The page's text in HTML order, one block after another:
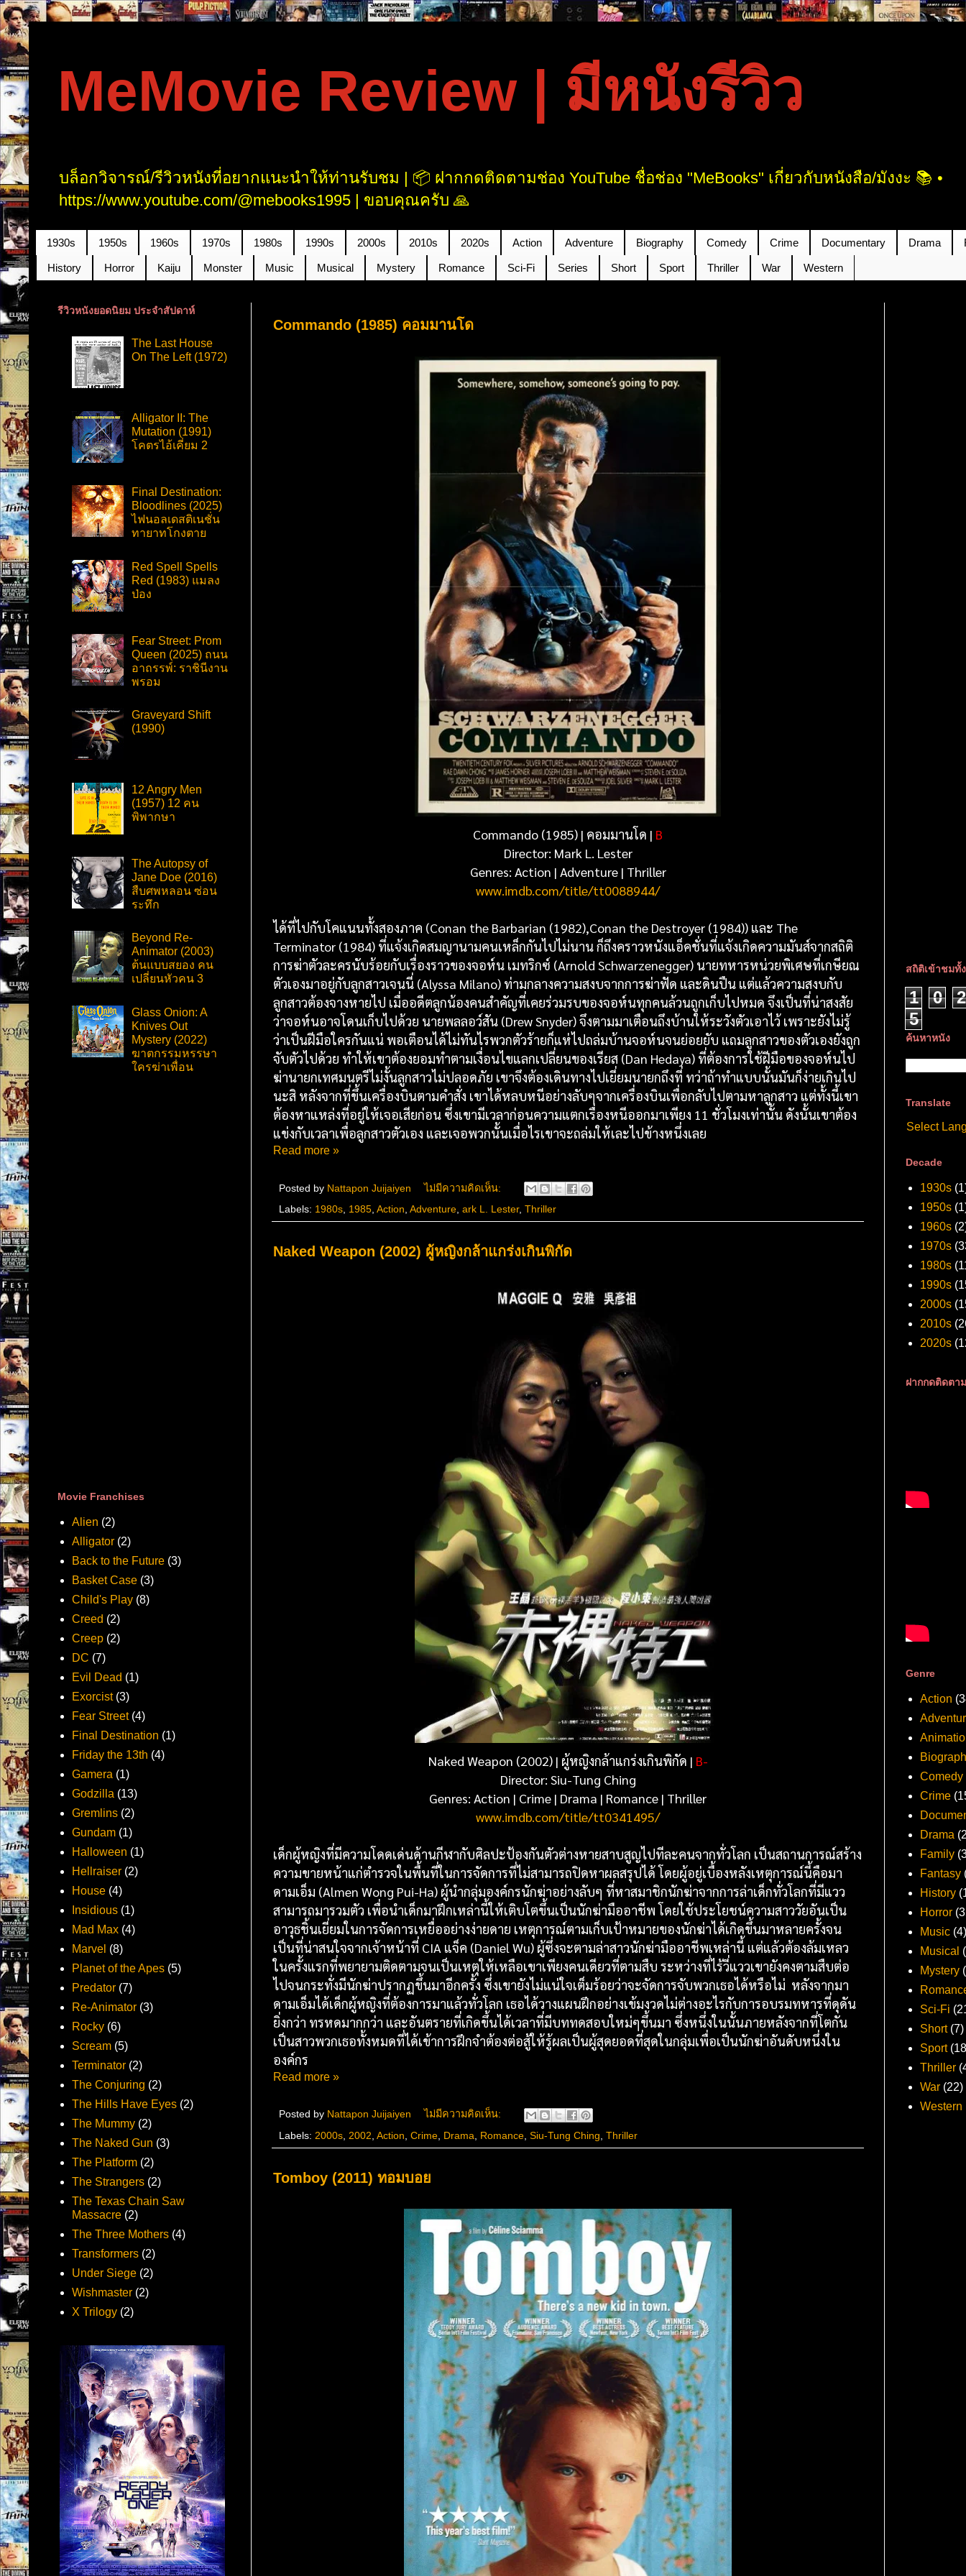
MeMovie Review | มีหนังรีวิว
บล็อกวิจารณ์/รีวิวหนังที่อยากแนะนำให้ท่านรับชม | 📦 ฝากกดติดตามช่อง YouTube ชื่อช่อง "MeBooks" เกี่ยวกับหนังสือ/มังงะ 📚 •
https://www.youtube.com/@mebooks1995 | ขอบคุณครับ 🙏
1930s 1950s 1960s 1970s 1980s 1990s 2000s 2010s 2020s Action Adventure Biography Comedy Crime Documentary Drama
History Horror Kaiju Monster Music Musical Mystery Romance Sci-Fi Series Short Sport Thriller War Western
Commando (1985) คอมมานโด
Commando (1985) | คอมมานโด | B
Director: Mark L. Lester
Genres: Action | Adventure | Thriller
www.imdb.com/title/tt0088944/
ได้ที่ไปกับโคแนนทั้งสองภาค (Conan the Barbarian (1982),Conan the Destroyer (1984)) และ The
Terminator (1984) ที่แจ้งเกิดสมญานามคนเหล็กกันไปไม่นาน ก็ถึงคราวหนังแอ็คชั่นที่แจ้งเกิดความมันส์จากสถิติ
การฆ่าตัวละครนับร้อยกับเรื่องราวของจอห์น เมทริกซ์ (Arnold Schwarzenegger) นายทหารหน่วยพิเศษที่เกษียณ
ตัวเองมาอยู่กับลูกสาวเจนนี่ (Alyssa Milano) ท่ามกลางความสงบจากการฆ่าฟัด และดินปืน แต่แล้วความสงบกับ
ลูกสาวต้องจางหายไป เมื่ออดีตลูกน้องคนสำคัญที่เคยร่วมรบของจอห์นทุกคนล้วนถูกเก็บไปหมด จึงเป็นที่น่าสงสัย
ว่าจอห์นอาจโดนเก็บไปด้วย นายพลลอว์สัน (Drew Snyder) จึงตามมาเตือนถึงบ้านให้ระวังตัวเอาไว้ เพราะยังไม่รู้
ว่าเป็นฝีมือใครกันแน่ พอเตือนได้ไม่ทันไรพวกตัวร้ายก็แห่ไปถล่มบ้านจอห์นจนย่อยยับ แถมลูกสาวของตัวเองยังถูก
จับตัวไปด้วย ทำให้เขาต้องยอมทำตามเงื่อนไขแลกเปลี่ยนของเรียส (Dan Hedaya) ที่ต้องการใช้ฝีมือของจอห์นไป
ฆ่านายกเทศมนตรีไม่งั้นลูกสาวไม่ปลอดภัย เขาจึงต้องเดินทางไปเยี่ยมนายกถึงที่ ทว่าถ้าทำแบบนั้นมันก็ง่ายเกินไป
นะสิ หลังจากที่ขึ้นเครื่องบินตามคำสั่ง เขาได้หลบหนีอย่างลับๆจากเครื่องบินเพื่อกลับไปตามหาลูกสาว แต่ทั้งนี้เขา
ต้องหาแหล่งที่อยู่ให้เจอเสียก่อน ซึ่งเขามีเวลาก่อนความแตกเรื่องหนีออกมาเพียง 11 ชั่วโมงเท่านั้น ดังนั้นเขาต้อง
แข่งกับเวลาเพื่อลูกสาวตัวเอง และเจอพวกนั้นเมื่อไรเขาจะถล่มให้เละไปข้างหนึ่งเลย
Read more »
Posted by Nattapon Juijaiyen
ไม่มีความคิดเห็น:
Labels: 1980s 1985 Action Adventure ark L. Lester, Thriller
Naked Weapon (2002) ผู้หญิงกล้าแกร่งเกินพิกัด
Naked Weapon (2002) | ผู้หญิงกล้าแกร่งเกินพิกัด | B-
Director: Siu-Tung Ching
Genres: Action | Crime | Drama | Romance | Thriller
www.imdb.com/title/tt0341495/
เด็กผู้หญิงที่มีความโดดเด่นด้านกีฬากับศิลปะป้องกันตัวต่างหายสาบสูญไปทีละคนจากทั่วโลก เป็นสถานการณ์สร้าง
ความขายหน้าแก่ตำรวจในพื้นที่ในการจัดการที่ไม่สามารถปิดหาผลสรุปได้ โดยผู้อยู่เบื้องหลังเหตุการณ์นี้คือมา
ดามเอ็ม (Almen Wong Pui-Ha) ผู้นำกลุ่มองค์กรนักฆ่าอย่างลับๆ ที่หาสมาชิกนักฆ่าจากการล่าเด็กทั่วโลกที่มีแวว
สามารถมารวมตัว เพื่อนำเด็กมาฝึกเหล่านี้ให้เติบโตขึ้นเป็นนักฆ่ามืออาชีพ โดยใช้ประโยชน์ความสาววัยอันเป็น
อาวุธชิ้นเยี่ยมในการจัดการเหยื่ออย่างง่ายดาย เหตุการณ์ตามเก็บเป้าหมายของนักฆ่าได้เกิดขึ้นมาหลายครั้งจน
เป็นที่น่าสนใจจากเจ้าหน้าที่ CIA แจ็ค (Daniel Wu) ผู้ซึ่งจะตามล่าสาวนักฆ่ามืออาชีพเหล่านี้ แต่แล้วต้องล้มเหลว
ในครั้งแรกที่พยายามติดตามจนเป็นเหตุให้เหลือเขาเพียงคนเดียวที่ตามสืบ ระหว่างที่ไร้วี่แววเขายังคงตามสืบต่อ
ไปจนกระทั่งมีนักฆ่าปรากฏขึ้นมาอีกครั้ง ซึ่งเขายังไม่แน่ใจเต็มร้อยว่าจะจัดการจับพวกเธอได้หรือไม่ หลังจากมา
ดามเอ็มได้เด็กผู้หญิงที่ต้องการมาแล้วทั่วโลก เธอได้วางแผนฝึกอย่างเข้มงวดไม่ต่างอะไรกับการอบรมทหารที่ดุดัน
ยิ่งกว่า ทรหดมากกว่า และอันตรายที่เกิดขึ้นได้เวลาที่มีบททดสอบใหม่ๆขึ้นมา ซึ่งหนึ่งในนั้นภายหลังจากที่โตกัน
เป็นสาวพวกเธอทั้งหมดที่ได้เข้าการฝึกจำต้องต่อสู้ให้รู้ผลเป็นผู้สุดยอดที่สุดในกลุ่มเพื่อเป็นนักฆ่าอันดับหนึ่งใน
องค์กร
Read more »
Posted by Nattapon Juijaiyen
ไม่มีความคิดเห็น:
Labels: 2000s 2002 Action Crime Drama Romance Siu-Tung Ching Thriller
Tomboy (2011) ทอมบอย
รีวิวหนังยอดนิยม ประจำสัปดาห์
The Last House
On The Left (1972)
Alligator II: The
Mutation (1991)
โคตรไอ้เคี่ยม 2
Final Destination:
Bloodlines (2025)
ไฟนอลเดสติเนชั่น
ทายาทโกงตาย
Red Spell Spells
Red (1983) แมลง
ป่อง
Fear Street: Prom
Queen (2025) ถนน
อาถรรพ์: ราชินีงาน
พรอม
Graveyard Shift
(1990)
12 Angry Men
(1957) 12 คน
พิพากษา
The Autopsy of
Jane Doe (2016)
สืบศพหลอน ซ่อน
ระทึก
Beyond Re-
Animator (2003)
ต้นแบบสยอง คน
เปลี่ยนหัวคน 3
Glass Onion: A
Knives Out
Mystery (2022)
ฆาตกรรมหรรษา
ใครฆ่าเพื่อน
Movie Franchises
Alien (2)
Alligator (2)
Back to the Future (3)
Basket Case (3)
Child's Play (8)
Creed (2)
Creep (2)
DC (7)
Evil Dead (1)
Exorcist (3)
Fear Street (4)
Final Destination (1)
Friday the 13th (4)
Gamera (1)
Godzilla (13)
Gremlins (2)
Gundam (1)
Halloween (1)
Hellraiser (2)
House (4)
Insidious (1)
Mad Max (4)
Marvel (8)
Planet of the Apes (5)
Predator (7)
Re-Animator (3)
Rocky (6)
Scream (5)
Terminator (2)
The Conjuring (2)
The Hills Have Eyes (2)
The Mummy (2)
The Naked Gun (3)
The Platform (2)
The Strangers (2)
The Texas Chain Saw
Massacre (2)
The Three Mothers (4)
Transformers (2)
Under Siege (2)
Wishmaster (2)
X Trilogy (2)
สถิติเข้าชมทั้
1 0
2
5
ค้นหาหนัง
Translate
Select
Decade
1930s
1950s
1960s
1970s
1980s
1990s
2000s
2010s
2020s
ฝากกดติดตา
Genre
Action
Comedy
Crime
Drama
Family
Fantasy
History
Horror
Music (4)
Musical
Mystery
Sci-Fi
Short (7)
Sport
Thriller
War (22)
Western